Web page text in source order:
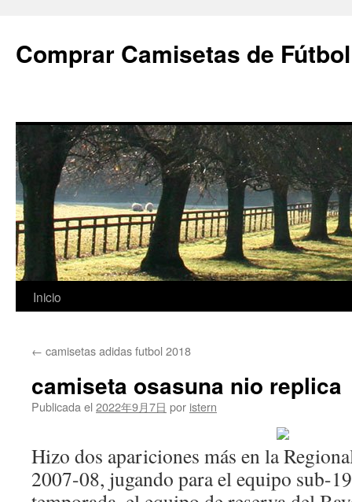
Comprar Camisetas de
Saltar
contenido
Inicio
← camisetas adidas futbol 2018
camiseta osasuna nio replica
Publicada el 2022年9月7日 por istern
Hizo dos apariciones más en la
2007-08, jugando para el equipo sub-